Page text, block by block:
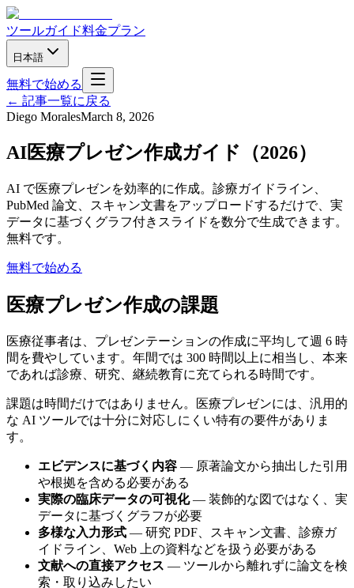
ツールガイド料金プラン
日本語
無料で始める
← 記事一覧に戻る
Diego MoralesMarch 8, 2026
AI医療プレゼン作成ガイド（2026）
AI で医療プレゼンを効率的に作成。診療ガイドライン、
PubMed 論文、スキャン文書をアップロードするだけで、実
データに基づくグラフ付きスライドを数分で生成できます。
無料です。
無料で始める
医療プレゼン作成の課題
医療従事者は、プレゼンテーションの作成に平均して週 6 時
間を費やしています。年間では 300 時間以上に相当し、本来
であれば診療、研究、継続教育に充てられる時間です。
課題は時間だけではありません。医療プレゼンには、汎用的
な AI ツールでは十分に対応しにくい特有の要件がありま
す。
エビデンスに基づく内容 — 原著論文から抽出した引用
や根拠を含める必要がある
実際の臨床データの可視化— 装飾的な図ではなく、実
データに基づくグラフが必要
多様な入力形式 — 研究 PDF、スキャン文書、診療ガ
イドライン、Web 上の資料などを扱う必要がある
文献への直接アクセス — ツールから離れずに論文を検
索・取り込みしたい